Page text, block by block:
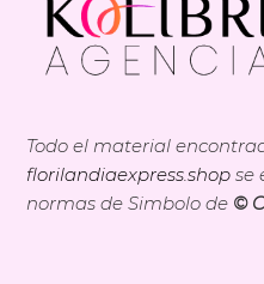
Todo el material
florilandiaexpress.shopse
normas de Simbolo de ©